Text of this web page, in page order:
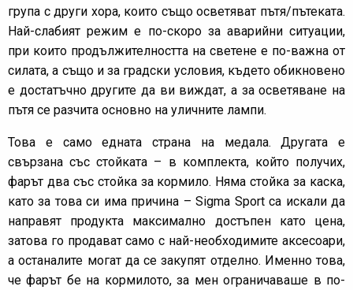
група с други хора, които също осветяват пътя/пътеката.
Най-слабият режим е по-скоро за аварийни ситуации,
при които продължителността на светене е по-важна от
силата, а също и за градски условия, където обикновено
е достатъчно другите да ви виждат, а за осветяване на
пътя се разчита основно на уличните лампи.
Това е само едната страна на медала. Другата е
свързана със стойката – в комплекта, който получих,
фарът два със стойка за кормило. Няма стойка за каска,
като за това си има причина – Sigma Sport са искали да
направят продукта максимално достъпен като цена,
затова го продават само с най-необходимите аксесоари,
а останалите могат да се закупят отделно. Именно това,
че фарът бе на кормилото, за мен ограничаваше в по-